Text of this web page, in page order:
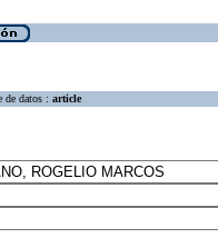
de datos : article